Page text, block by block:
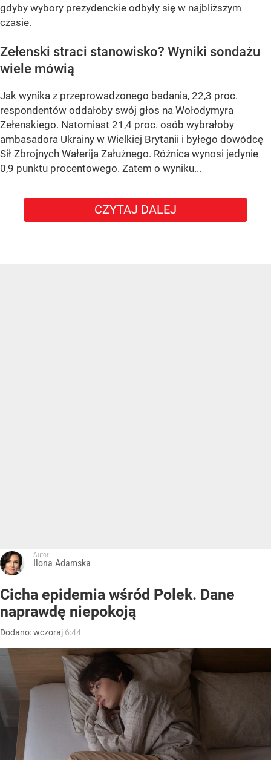
gdyby wybory prezydenckie odbyły się w najbliższym
czasie.
Zełenski straci stanowisko? Wyniki sondażu
wiele mówią
Jak wynika z przeprowadzonego badania, 22,3 proc.
respondentów oddałoby swój głos na Wołodymyra
Zełenskiego. Natomiast 21,4 proc. osób wybrałoby
ambasadora Ukrainy w Wielkiej Brytanii i byłego dowódcę
Sił Zbrojnych Wałerija Załużnego. Różnica wynosi jedynie
0,9 punktu procentowego. Zatem o wyniku...
CZYTAJ DALEJ
Autor:
Ilona Adamska
Cicha epidemia wśród Polek. Dane
naprawdę niepokoją
Dodano:wczoraj 6:44